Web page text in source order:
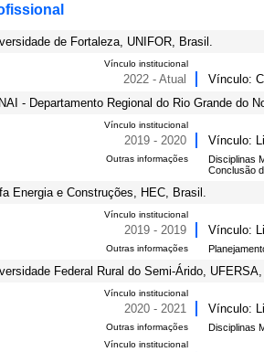
de Fortaleza, UNIFOR, Brasil.
Vínculo institucional
2022 - Atual
Vínculo:
- Departamento Regional do Rio Grande do
Vínculo institucional
2019 - 2020 Vínculo:
Outras informações
Disciplinas
Conclusão
Energia e Construções, HEC, Brasil.
Vínculo institucional
2019 - 2019 Vínculo:
Outras informações
Federal Rural do Semi-Árido,
Vínculo institucional
2020 - 2021 Vínculo:
Outras informações Disciplinas
Vínculo institucional